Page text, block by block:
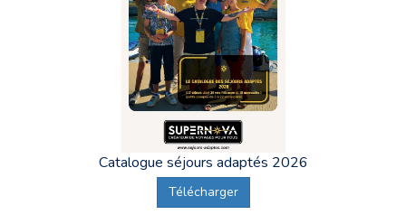
Catalogue séjours adaptés 2026
Télécharger